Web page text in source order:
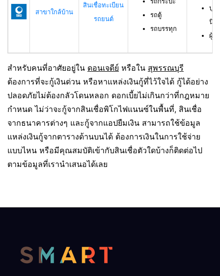
สาขาใกล้บ้าน
สินเชื่อทะเบียน
รถยนต์
รถตู้
รถบรรทุก
บุค
นิติ
ผู้กู้
สำหรับคนที่อาศัยอยู่ใน ดอนเจดีย์ หรือใน สุพรรณบุรี
ต้องการที่จะกู้เงินด่วน หรือหาแหล่งเงินกู้ที่ไว้ใจได้ กู้ได้อย่าง
ปลอดภัยไม่ต้องกลัวโดนหลอก ดอกเบี้ยไม่เกินกว่าที่กฎหมาย
กำหนด ไม่ว่าจะกู้จากสินเชื่อพิโกไฟแนนซ์ในพื้นที่, สินเชื่อ
จากธนาคารต่างๆ และกู้จากแอปยืมเงิน สามารถใช้ข้อมูล
แหล่งเงินกู้จากตารางด้านบนได้ ต้องการเงินในการใช้จ่าย
แบบไหน หรือมีคุณสมบัติเข้ากับสินเชื่อตัวใดบ้างก็ติดต่อไป
ตามข้อมูลที่เรานำเสนอได้เลย